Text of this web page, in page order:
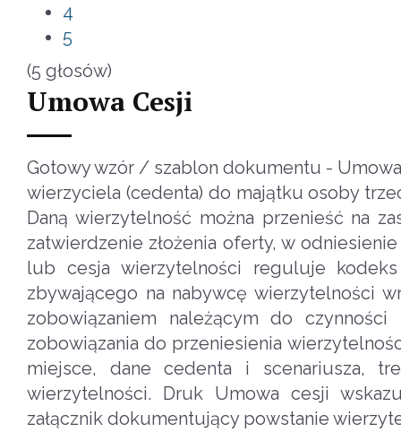
4
5
(5 głosów)
Umowa Cesji
Gotowy wzór / szablon dokumentu -
wierzyciela (cedenta) do majątku osoby
Daną wierzytelność można przenieść na
zatwierdzenie złożenia oferty, w
lub cesja wierzytelności reguluje
zbywającego na nabywcę wierzytelności
zobowiązaniem należącym do
zobowiązania do przeniesienia
miejsce, dane cedenta i scenariusza,
wierzytelności. Druk Umowa cesji
załącznik dokumentujący powstanie